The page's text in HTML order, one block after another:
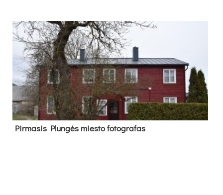
Pir­ma­sis Plun­gės mies­to fo­tog­ra­fas